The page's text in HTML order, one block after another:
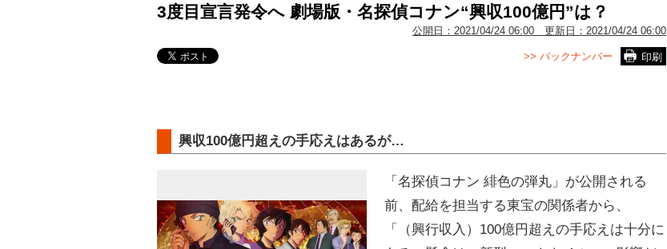
3度目宣言発令へ 劇場版・名探偵コナン“興収100億円”は？
公開日： 2021/04/24 06:00 更新日： 2021/04/24 06:00
印刷
>> バックナンバー
興収100億円超えの手応えはあるが…
「名探偵コナン 緋色の弾丸」が公開される
前、配給を担当する東宝の関係者から、
「（興行収入）100億円超えの手応えは十分に